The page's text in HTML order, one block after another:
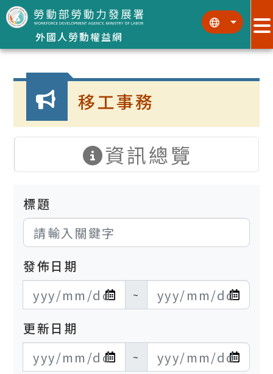
跳到主要內容區塊
外國人勞動權益網
::: :::
:::
移工事務
資訊總覽
標題
發佈日期
發布日期開始
~
發布日期結束
更新日期
更新日期開始
~
更新日期結束